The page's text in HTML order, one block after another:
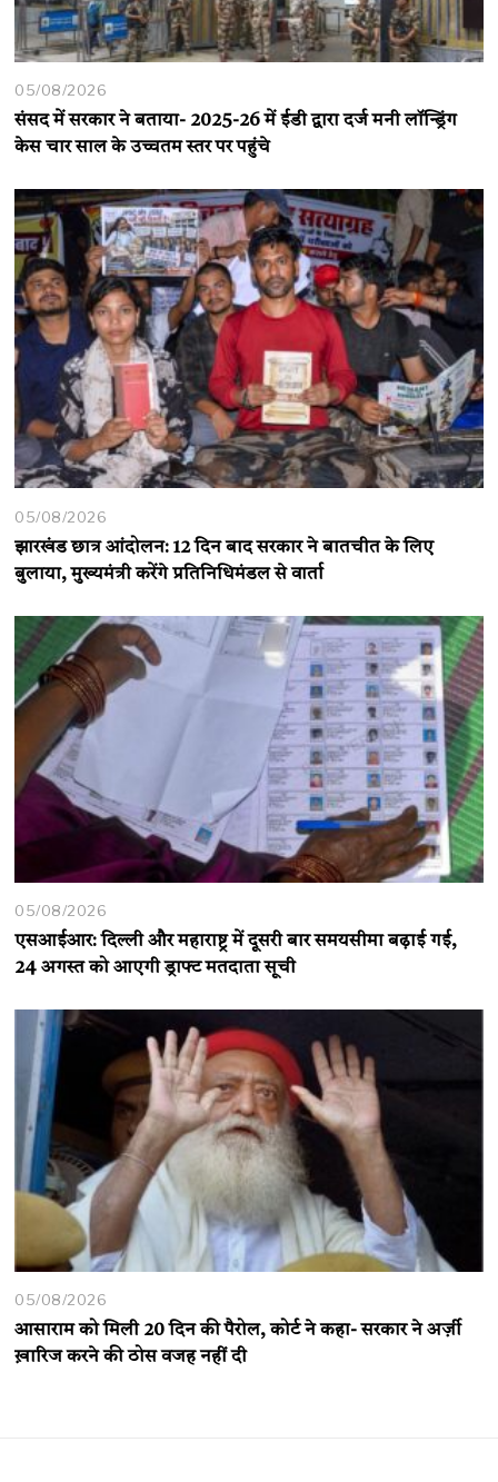
05/08/2026
संसद में सरकार ने बताया- 2025-26 में ईडी द्वारा दर्ज मनी लॉन्ड्रिंग
केस चार साल के उच्चतम स्तर पर पहुंचे
05/08/2026
झारखंड छात्र आंदोलन: 12 दिन बाद सरकार ने बातचीत के लिए
बुलाया, मुख्यमंत्री करेंगे प्रतिनिधिमंडल से वार्ता
05/08/2026
एसआईआर: दिल्ली और महाराष्ट्र में दूसरी बार समयसीमा बढ़ाई गई,
24 अगस्त को आएगी ड्राफ्ट मतदाता सूची
05/08/2026
आसाराम को मिली 20 दिन की पैरोल, कोर्ट ने कहा- सरकार ने अर्ज़ी
ख़ारिज करने की ठोस वजह नहीं दी